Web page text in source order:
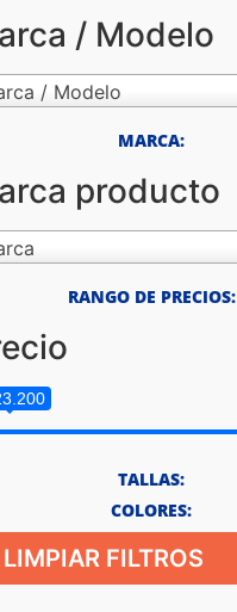
/ Modelo
/ Modelo
MARCA:
producto
RANGO DE PRECIOS:
TALLAS:
COLORES:
LIMPIAR FILTROS